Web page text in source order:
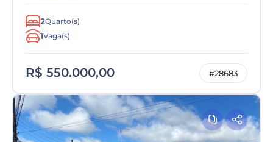
2Quarto(s)
1Vaga(s)
R$ 550.000,00 #28683